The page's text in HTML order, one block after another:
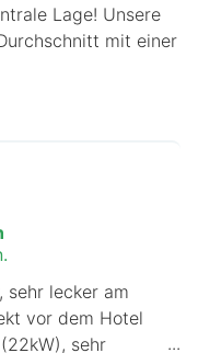
Lage! Unsere
mit einer
sehr lecker am
vor dem Hotel
sehr